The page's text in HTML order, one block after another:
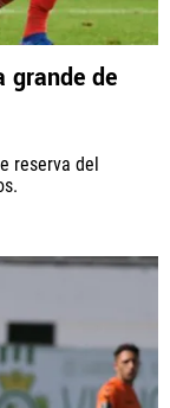
grande de
reserva del